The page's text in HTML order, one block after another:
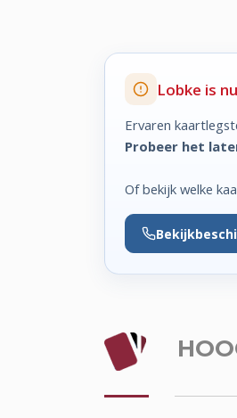
Lobke is
Ervaren
Probeer het
Of bekijk welke
Bekijk